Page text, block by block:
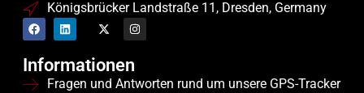
Königsbrücker Landstraße 11, Dresden, Germany
Informationen
Fragen und Antworten rund um unsere GPS-Tracker